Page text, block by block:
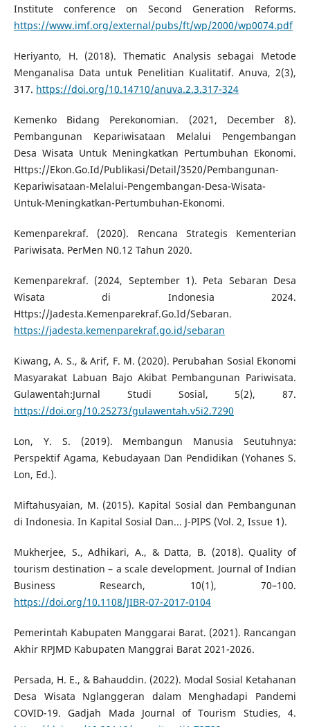
Institute conference on Second Generation Reforms.
https://www.imf.org/external/pubs/ft/wp/2000/wp0074.pdf
Heriyanto, H. (2018). Thematic Analysis sebagai Metode
Menganalisa Data untuk Penelitian Kualitatif. Anuva, 2(3),
317. https://doi.org/10.14710/anuva.2.3.317-324
Kemenko Bidang Perekonomian. (2021, December 8).
Pembangunan Kepariwisataan Melalui Pengembangan
Desa Wisata Untuk Meningkatkan Pertumbuhan Ekonomi.
Https://Ekon.Go.Id/Publikasi/Detail/3520/Pembangunan-
Kepariwisataan-Melalui-Pengembangan-Desa-Wisata-
Untuk-Meningkatkan-Pertumbuhan-Ekonomi.
Kemenparekraf. (2020). Rencana Strategis Kementerian
Pariwisata. PerMen N0.12 Tahun 2020.
Kemenparekraf. (2024, September 1). Peta Sebaran Desa
Wisata di Indonesia 2024.
Https://Jadesta.Kemenparekraf.Go.Id/Sebaran.
https://jadesta.kemenparekraf.go.id/sebaran
Kiwang, A. S., & Arif, F. M. (2020). Perubahan Sosial Ekonomi
Masyarakat Labuan Bajo Akibat Pembangunan Pariwisata.
Gulawentah:Jurnal Studi Sosial, 5(2), 87.
https://doi.org/10.25273/gulawentah.v5i2.7290
Lon, Y. S. (2019). Membangun Manusia Seutuhnya:
Perspektif Agama, Kebudayaan Dan Pendidikan (Yohanes S.
Lon, Ed.).
Miftahusyaian, M. (2015). Kapital Sosial dan Pembangunan
di Indonesia. In Kapital Sosial Dan... J-PIPS (Vol. 2, Issue 1).
Mukherjee, S., Adhikari, A., & Datta, B. (2018). Quality of
tourism destination – a scale development. Journal of Indian
Business Research, 10(1), 70–100.
https://doi.org/10.1108/JIBR-07-2017-0104
Pemerintah Kabupaten Manggarai Barat. (2021). Rancangan
Akhir RPJMD Kabupaten Manggrai Barat 2021-2026.
Persada, H. E., & Bahauddin. (2022). Modal Sosial Ketahanan
Desa Wisata Nglanggeran dalam Menghadapi Pandemi
COVID-19. Gadjah Mada Journal of Tourism Studies, 4.